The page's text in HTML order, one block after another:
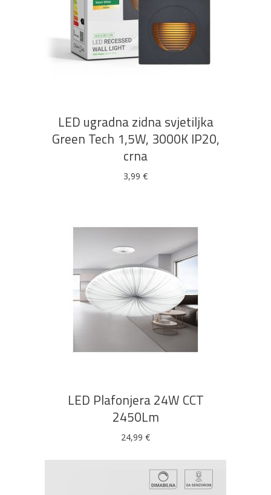
DODAJ U KOŠARICU
LED ugradna zidna svjetiljka
Green Tech 1,5W, 3000K IP20,
crna
3,99 €
DODAJ U KOŠARICU
LED Plafonjera 24W CCT
2450Lm
24,99 €